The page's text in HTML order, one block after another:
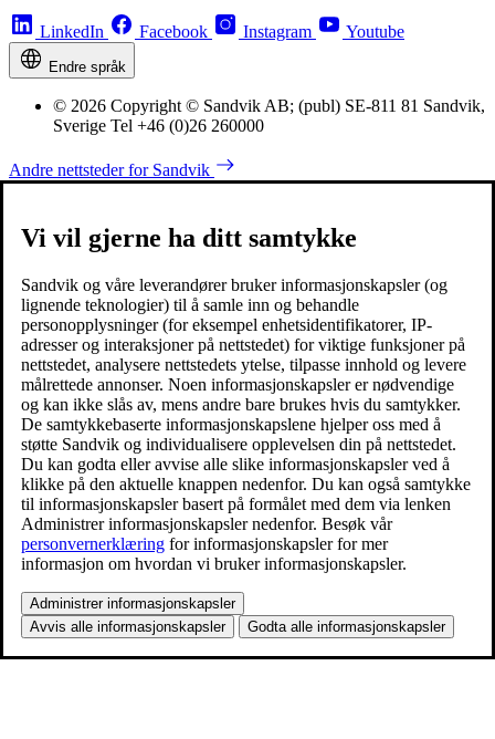
LinkedIn Facebook Instagram Youtube
Endre språk
© 2026 Copyright © Sandvik AB; (publ) SE-811 81 Sandvik,
Sverige Tel +46 (0)26 260000
Andre nettsteder for Sandvik
Vi vil gjerne ha ditt samtykke
Sandvik og våre leverandører bruker informasjonskapsler (og
lignende teknologier) til å samle inn og behandle
personopplysninger (for eksempel enhetsidentifikatorer, IP-
adresser og interaksjoner på nettstedet) for viktige funksjoner på
nettstedet, analysere nettstedets ytelse, tilpasse innhold og levere
målrettede annonser. Noen informasjonskapsler er nødvendige
og kan ikke slås av, mens andre bare brukes hvis du samtykker.
De samtykkebaserte informasjonskapslene hjelper oss med å
støtte Sandvik og individualisere opplevelsen din på nettstedet.
Du kan godta eller avvise alle slike informasjonskapsler ved å
klikke på den aktuelle knappen nedenfor. Du kan også samtykke
til informasjonskapsler basert på formålet med dem via lenken
Administrer informasjonskapsler nedenfor. Besøk vår
personvernerklæring for informasjonskapsler for mer
informasjon om hvordan vi bruker informasjonskapsler.
Administrer informasjonskapsler
Avvis alle informasjonskapsler
Godta alle informasjonskapsler